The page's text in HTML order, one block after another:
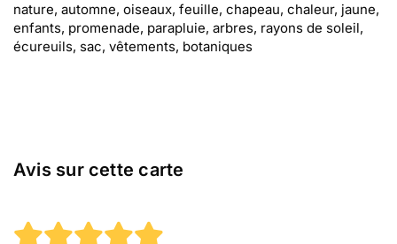
nature, automne, oiseaux, feuille, chapeau, chaleur, jaune,
enfants, promenade, parapluie, arbres, rayons de soleil,
écureuils, sac, vêtements, botaniques
Avis sur cette carte